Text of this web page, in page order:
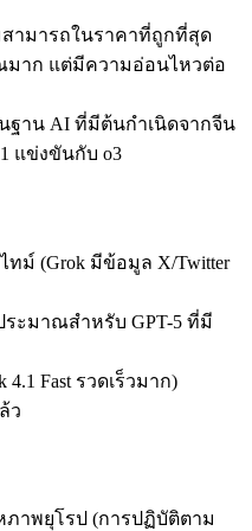
ามารถในราคาที่ถูกที่สุด
าก แต่มีความอ่อนไหวต่อ
ฐาน AI ที่มีต้นกำเนิดจากจีน
แข่งขันกับ o3
ม์ (Grok มีข้อมูล X/Twitter
ะมาณสำหรับ GPT-5 ที่มี
Fast รวดเร็วมาก)
ว
าพยุโรป (การปฏิบัติตาม